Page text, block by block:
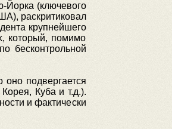
Йорка (ключевого
раскритиковал
крупнейшего
который, помимо
бесконтрольной
оно подвергается
Куба и т.д.).
и фактически